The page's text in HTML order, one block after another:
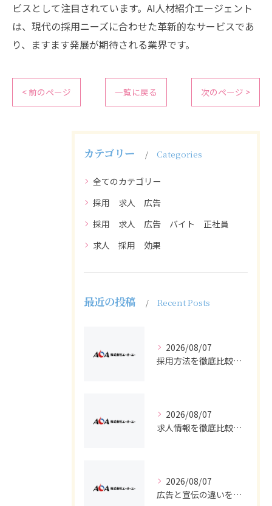
ビスとして注目されています。AI人材紹介エージェント
は、現代の採用ニーズに合わせた革新的なサービスであ
り、ますます発展が期待される業界です。
< 前のページ 一覧に戻る 次のページ >
カテゴリー Categories
全てのカテゴリー
採用 求人 広告
採用 求人 広告 バイト 正社員
求人 採用 効果
最近の投稿 Recent Posts
2026/08/07
採用方法を徹底比較求人広告でバイトと正社員の最適解を探る
2026/08/07
求人情報を徹底比較して正社員やバイトを効率よく見つける実践ガイド
2026/08/07
広告と宣伝の違いを押さえた採用求人戦略とバイト正社員獲得の実務ポイント